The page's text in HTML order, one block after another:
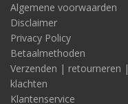
Algemene voorwaarden
Disclaimer
Privacy Policy
Betaalmethoden
Verzenden | retourneren |
klachten
Klantenservice